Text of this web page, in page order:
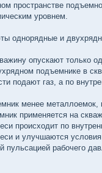
пространстве
уровнем.
однорядные и
опускают только
подъемнике в
подают газ, а по
менее металлоемок,
применяется на
происходит по
и улучшаются
пульсацией рабочего